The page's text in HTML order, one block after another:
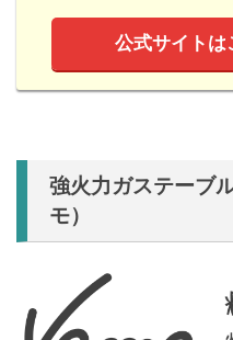
公式サイトは
強火力ガステーブ
モ）